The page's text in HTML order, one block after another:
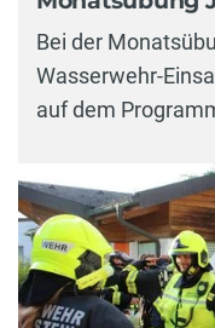
Bei der
Wasserwehr-
auf dem